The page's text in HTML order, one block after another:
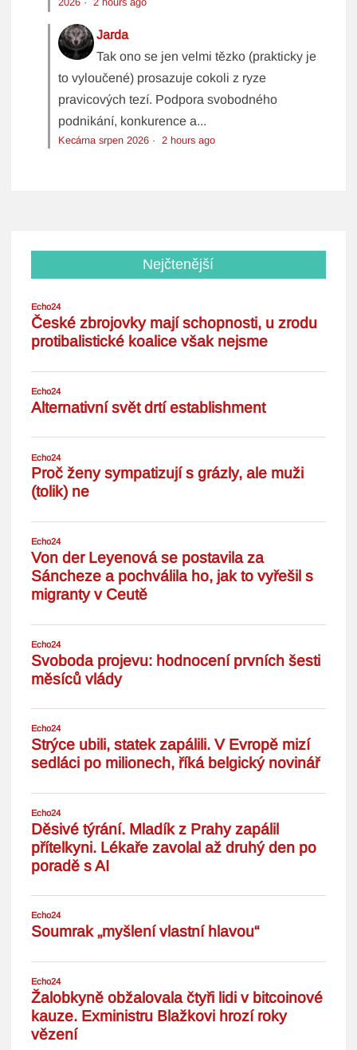
Jarda
Tak ono se jen velmi tězko (prakticky je
to vyloučené) prosazuje cokoli z ryze
pravicových tezí. Podpora svobodného
podnikání, konkurence a...
Kecárna srpen 2026 ·2 hours ago
Nejčtenější